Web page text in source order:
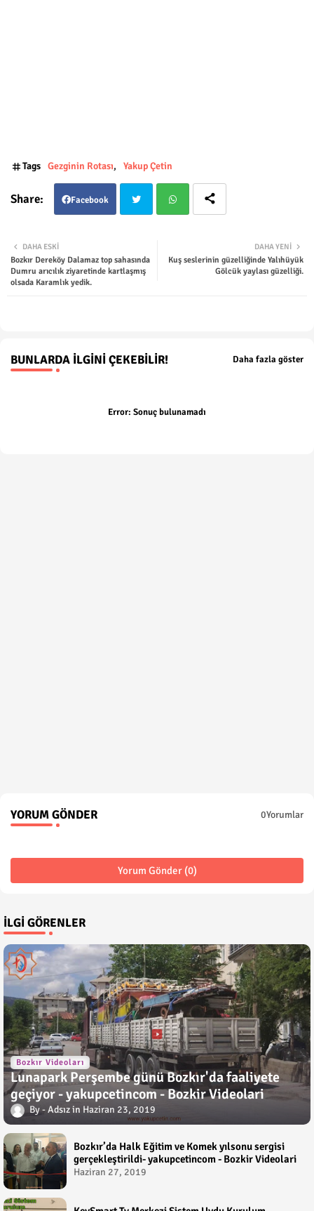
Tags Gezginin Rotası Yakup Çetin
Facebook
ter tsap
DAHA YENI
Kuş seslerinin güzelliğinde Yalıhüyük
Gölcük yaylası güzelliği.
DAHA ESKI
Bozkır Dereköy Dalamaz top sahasında
Dumru arıcılık ziyaretinde kartlaşmış
olsada Karamlık yedik.
BUNLARDA İLGINI ÇEKEBILIR! Daha fazla göster
Error: Sonuç bulunamadı
YORUM GÖNDER 0Yorumlar
Yorum Gönder (0)
İLGI GÖRENLER
Bozkır Videoları
Lunapark Perşembe günü Bozkır'da faaliyete
geçiyor - yakupcetincom - Bozkir Videolari
Adsız Haziran 23, 2019
Bozkır’da Halk Eğitim ve Komek yılsonu sergisi
gerçekleştirildi- yakupcetincom - Bozkir Videolari
Haziran 27, 2019